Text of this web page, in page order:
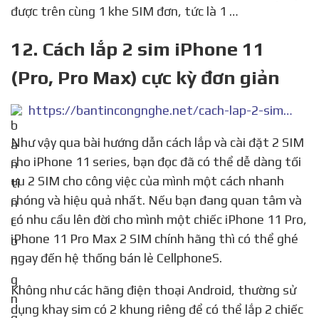
được trên cùng 1 khe SIM đơn, tức là 1 …
12. Cách lắp 2 sim iPhone 11
(Pro, Pro Max) cực kỳ đơn giản
https://bantincongnghe.net/cach-lap-2-sim-iphone-11-pro-pro-max-cuc-ky-don-gian/
Như vậy qua bài hướng dẫn cách lắp và cài đặt 2 SIM
cho iPhone 11 series, bạn đọc đã có thể dễ dàng tối
ưu 2 SIM cho công việc của mình một cách nhanh
chóng và hiệu quả nhất. Nếu bạn đang quan tâm và
có nhu cầu lên đời cho mình một chiếc iPhone 11 Pro,
iPhone 11 Pro Max 2 SIM chính hãng thì có thể ghé
ngay đến hệ thống bán lẻ CellphoneS.
Không như các hãng điện thoại Android, thường sử
dụng khay sim có 2 khung riêng để có thể lắp 2 chiếc